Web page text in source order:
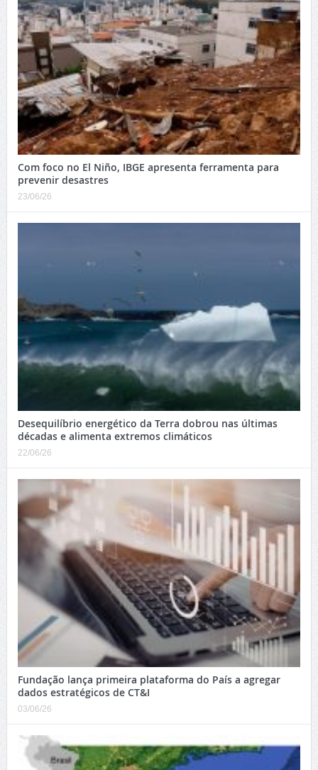
Com foco no El Niño, IBGE apresenta ferramenta para
prevenir desastres
23/06/26
Desequilíbrio energético da Terra dobrou nas últimas
décadas e alimenta extremos climáticos
22/06/26
Fundação lança primeira plataforma do País a agregar
dados estratégicos de CT&I
03/06/26